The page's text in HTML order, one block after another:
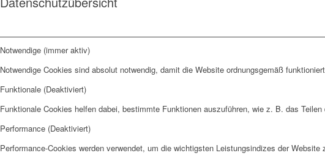
Notwendige (immer aktiv)
Notwendige Cookies sind absolut notwendig, damit die Website ordnungsgemäß
Funktionale (Deaktiviert)
Funktionale Cookies helfen dabei, bestimmte Funktionen auszuführen, wie z. B. das
Performance (Deaktiviert)
Performance-Cookies werden verwendet, um die wichtigsten Leistungsindizes der